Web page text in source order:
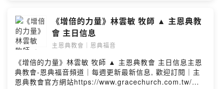
《增倍的力量》林雲敏 牧師 ▲ 主恩典教
會 主日信息
主恩典教會｜恩典福音
《增倍的力量》林雲敏 牧師 ▲ 主恩典教會 主日信息主恩
典教會-恩典福音頻道｜每週更新最新信息, 歡迎訂閱｜主
恩典教會官方網站https://www.gracechurch.com.tw/＃